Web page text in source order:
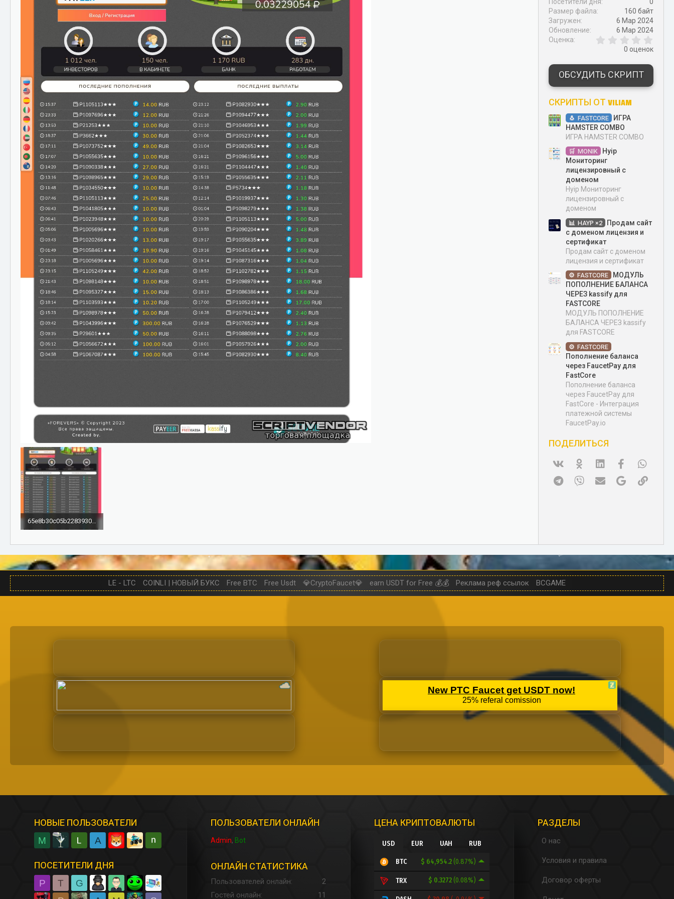
65e8b30c05b2283930171c05.jpg
Посетители дня
0
Размер файла
160 байт
Загружен
6 Мар 2024
Обновление
6 Мар 2024
Оценка
,
з
в
0 оценок
ОБСУДИТЬ СКРИПТ
СКРИПТЫ ОТ VILIAM
FASTCORE
ИГРА
HAMSTER COMBO
ИГРА HAMSTER COMBO
MONIK
Hyip
Мониторинг
лицензировный с
доменом
Hyip Мониторинг
лицензировный с
доменом
HAYP ×2
Продам сайт
с доменом лицензия и
сертификат
Продам сайт с доменом
лицензия и сертификат
FASTCORE
МОДУЛЬ
ПОПОЛНЕНИЕ БАЛАНСА
ЧЕРЕЗ kassify для
FASTCORE
МОДУЛЬ ПОПОЛНЕНИЕ
БАЛАНСА ЧЕРЕЗ kassify
для FASTCORE
FASTCORE
Пополнение баланса
через FaucetPay для
FastCore
Пополнение баланса
через FaucetPay для
FastCore - Интеграция
платежной системы
FaucetPay.io
ПОДЕЛИТЬСЯ
Linked InFacebook
TelegramViber Электронная почта
Google
LE - LTC COINLI | НОВЫЙ БУКС Free BTC Free Usdt 💎CryptoFaucet💎 earn USDT for Free 💰💰 Реклама реф ссылок BCGAME
НОВЫЕ ПОЛЬЗОВАТЕЛИ
M A
ПОСЕТИТЕЛИ ДНЯ
P T
G
ПОЛЬЗОВАТЕЛИ ОНЛАЙН
Admin Bot
ОНЛАЙН СТАТИСТИКА
Пользователей онлайн
2
Гостей онлайн
11
ЦЕНА КРИПТОВАЛЮТЫ
USD EUR UAH RUB
$ 64,954.2(0.87%)
BTC
$ 0.3272(0.08%)
TRX
РАЗДЕЛЫ
О нас
Условия и правила
Договор оферты